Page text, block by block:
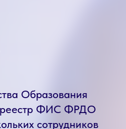
Образования
реестр ФИС ФРДО
сотрудников